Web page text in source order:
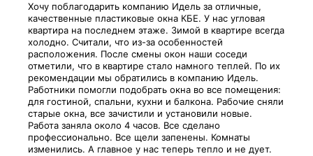
Хочу поблагодарить компанию Идель за отличные,
качественные пластиковые окна КБЕ. У нас угловая
квартира на последнем этаже. Зимой в квартире всегда
холодно. Считали, что из-за особенностей
расположения. После смены окон наши соседи
отметили, что в квартире стало намного теплей. По их
рекомендации мы обратились в компанию Идель.
Работники помогли подобрать окна во все помещения:
для гостиной, спальни, кухни и балкона. Рабочие сняли
старые окна, все зачистили и установили новые.
Работа заняла около 4 часов. Все сделано
профессионально. Все щели запенены. Комнаты
изменились. А главное у нас теперь тепло и не дует.